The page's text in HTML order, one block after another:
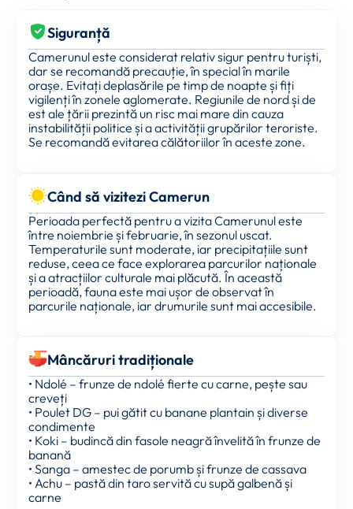
Siguranță
Camerunul este considerat relativ sigur pentru turiști,
dar se recomandă precauție, în special în marile
orașe. Evitați deplasările pe timp de noapte și fiți
vigilenți în zonele aglomerate. Regiunile de nord și de
est ale țării prezintă un risc mai mare din cauza
instabilității politice și a activității grupărilor teroriste.
Se recomandă evitarea călătoriilor în aceste zone.
Când să vizitezi Camerun
Perioada perfectă pentru a vizita Camerunul este
între noiembrie și februarie, în sezonul uscat.
Temperaturile sunt moderate, iar precipitațiile sunt
reduse, ceea ce face explorarea parcurilor naționale
și a atracțiilor culturale mai plăcută. În această
perioadă, fauna este mai ușor de observat în
parcurile naționale, iar drumurile sunt mai accesibile.
Mâncăruri tradiționale
• Ndolé – frunze de ndolé fierte cu carne, pește sau
creveți
• Poulet DG – pui gătit cu banane plantain și diverse
condimente
• Koki – budincă din fasole neagră învelită în frunze de
banană
• Sanga – amestec de porumb și frunze de cassava
• Achu – pastă din taro servită cu supă galbenă și
carne